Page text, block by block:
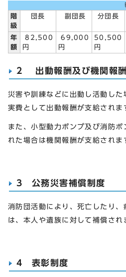
階
級
団長 副団長 分団長
年
額
82,500
円
69,000
円
50,500
円
2 出動報酬及び機関報
災害や訓練などに出動し活動した
実費として出動報酬が支給されま
また、小型動力ポンプ及び消防ポ
れた場合は機関報酬が支給されま
3 公務災害補償制度
消防団活動により、死亡したり、
は、本人や遺族に対して補償され
4 表彰制度